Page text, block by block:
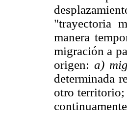
"trayectoria
manera
migración a
origen: a)
determinada
otro